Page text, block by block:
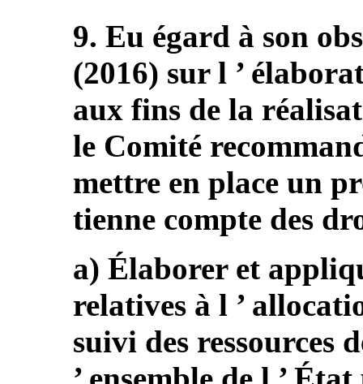
9. Eu égard à son
(2016) sur l ’
aux fins de la
le Comité
mettre en place un
tienne compte des
a) Élaborer et
relatives à l ’
suivi des ressources